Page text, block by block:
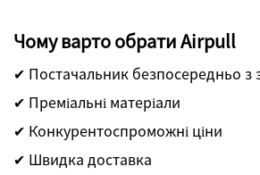
Чому варто обрати Airpull
✔ Постачальник безпосередньо з
✔ Преміальні матеріали
✔ Конкурентоспроможні ціни
✔ Швидка доставка